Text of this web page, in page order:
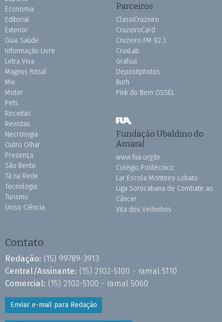
Economia
Editorial
Exterior
Guia Saúde
Informação Livre
Letra Viva
Magnus Futsal
Mix
Motor
Pets
Receitas
Revistas
Necrologia
Outro Olhar
Presença
São Bento
Tá na Rede
Tecnologia
Turismo
Uniso Ciência
Parceiros
ClassiCruzeiro
CruzeiroCard
Cruzeiro FM 92.3
CruxLab
Grafsul
Depositphotos
Burh
Pink do Bem OSSEL
Fundação Ubaldino do
Amaral
www.fua.org.br
Colégio Politécnico
Lar Escola Monteiro Lobato
Liga Sorocabana de Combate ao
Câncer
Vila dos Velhinhos
Contato
Redação: (15) 99789-3913
Central/Assinante: (15) 2102-5100 - ramal 5110
Comercial: (15) 2102-5100 - ramal 5060
Enviar e-mail para Redação